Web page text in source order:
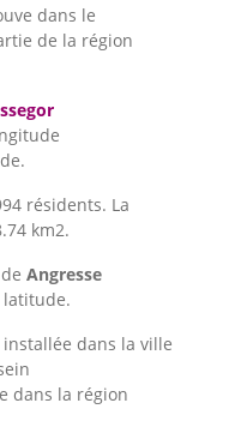
dans le
de la région
résidents. La
km2.
Angresse
latitude.
installée dans la ville
dans la région